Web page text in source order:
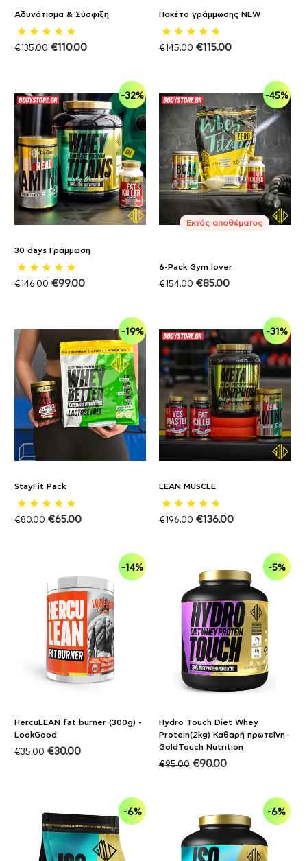
Αδυνάτισμα & Σύσφιξη
€135.00 €110.00
Πακέτο γράμμωσης NEW
€145.00 €115.00
-32%
30 days Γράμμωση
€146.00 €99.00
-45%
Εκτός αποθέματος
6-Pack Gym lover
€154.00 €85.00
-19%
StayFit Pack
€80.00 €65.00
-31%
LEAN MUSCLE
€196.00 €136.00
-14%
HercuLEAN fat burner (300g) -
LookGood
€35.00 €30.00
-5%
Hydro Touch Diet Whey
Protein(2kg) Καθαρή πρωτεΐνη-
GoldTouch Nutrition
€95.00 €90.00
-6% -6%